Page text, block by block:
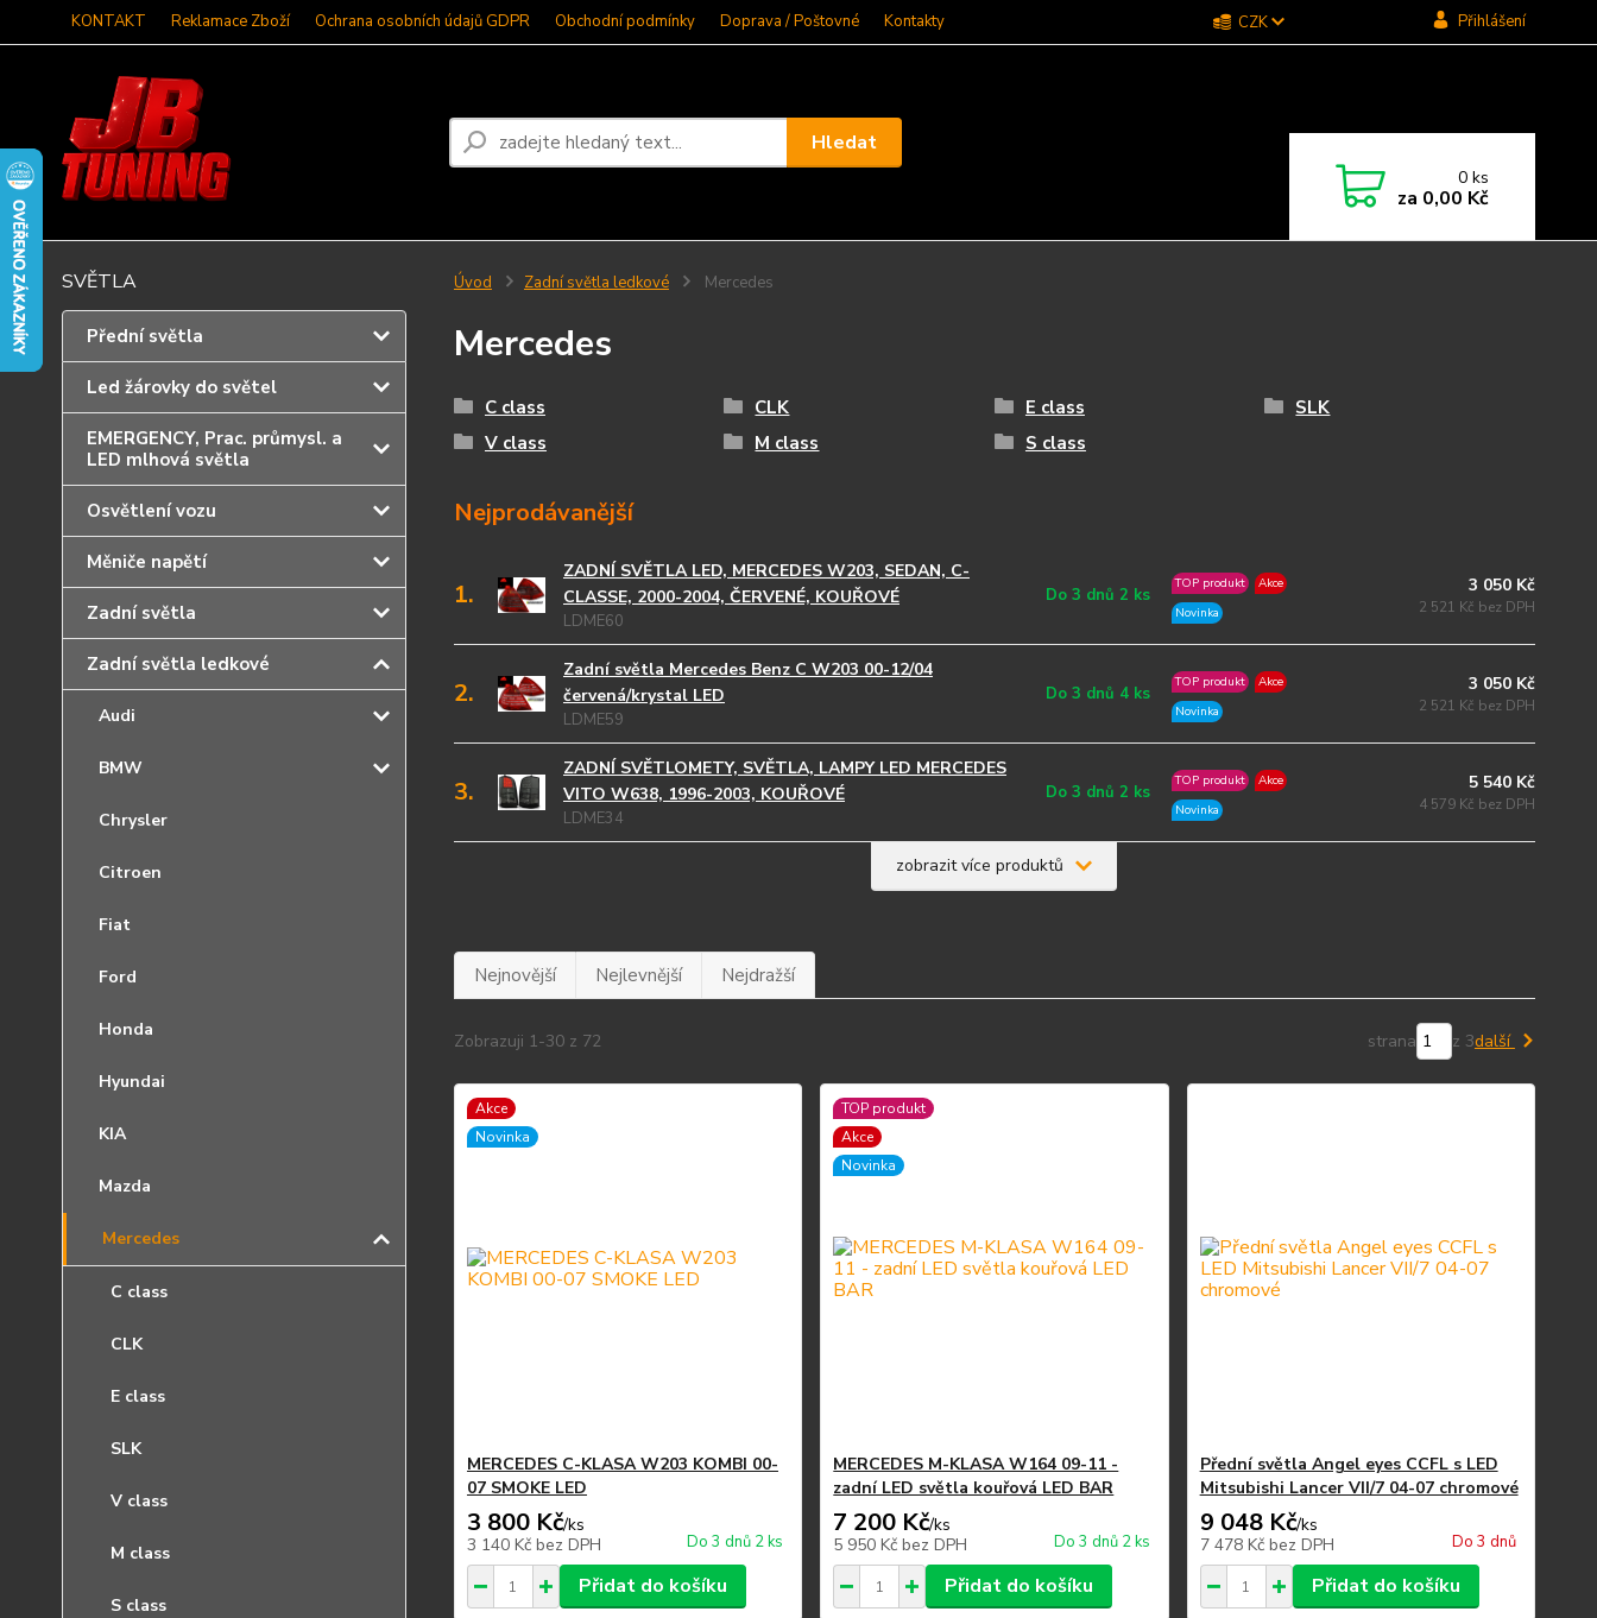
KONTAKT Reklamace Zboží Ochrana osobních údajů GDPR Obchodní podmínky Doprava / Poštovné Kontakty CZK Přihlášení
Hledat
0ks
za 0,00 Kč
SVĚTLA
Přední světla
Led žárovky do světel
EMERGENCY, Prac. průmysl. a
LED mlhová světla
Osvětlení vozu
Měniče napětí
Zadní světla
Zadní světla ledkové
Audi
BMW
Chrysler
Citroen
Fiat
Ford
Honda
Hyundai
KIA
Mazda
Mercedes
C class
CLK
E class
SLK
V class
M class
S class
Úvod Zadní světla ledkové Mercedes
Mercedes
C class CLK E class
SLK
V class
M class S class
Nejprodávanější
1.
ZADNÍ SVĚTLA LED, MERCEDES W203, SEDAN, C-
CLASSE, 2000-2004, ČERVENÉ, KOUŘOVÉ
LDME60
Do 3 dnů 2 ks
TOP produkt
Akce
Novinka
3 050 Kč
2 521 Kč bez DPH
2.
Zadní světla Mercedes Benz C W203 00-12/04
červená/krystal LED
LDME59
Do 3 dnů 4 ks
TOP produkt
Akce
Novinka
3 050 Kč
2 521 Kč bez DPH
3.
ZADNÍ SVĚTLOMETY, SVĚTLA, LAMPY LED MERCEDES
VITO W638, 1996-2003, KOUŘOVÉ
LDME34
Do 3 dnů 2 ks
TOP produkt
Akce
Novinka
5 540 Kč
4 579 Kč bez DPH
zobrazit více produktů
Nejnovější Nejlevnější Nejdražší
Zobrazuji 1-30 z 72 strana z 3další
Akce
Novinka
MERCEDES C-KLASA W203 KOMBI 00-
07 SMOKE LED
3 800 Kč/ks
3 140 Kč bez DPH Do 3 dnů 2 ks
Přidat do košíku
TOP produkt
Akce
Novinka
MERCEDES M-KLASA W164 09-11 -
zadní LED světla kouřová LED BAR
7 200 Kč/ks
5 950 Kčbez DPH Do 3 dnů 2 ks
Přidat do košíku
Přední světla Angel eyes CCFL s LED
Mitsubishi Lancer VII/7 04-07 chromové
9 048 Kč/ks
7 478 Kč bez DPH Do 3 dnů
Přidat do košíku